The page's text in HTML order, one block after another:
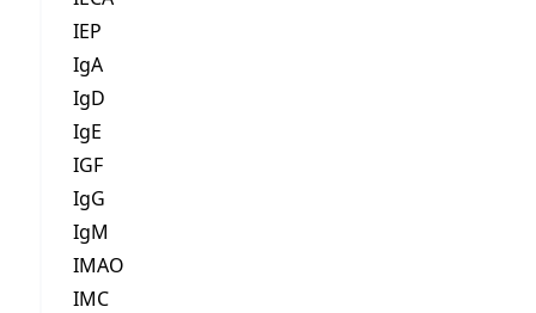
IEP
IgA
IgD
IgE
IGF
IgG
IgM
IMAO
IMC